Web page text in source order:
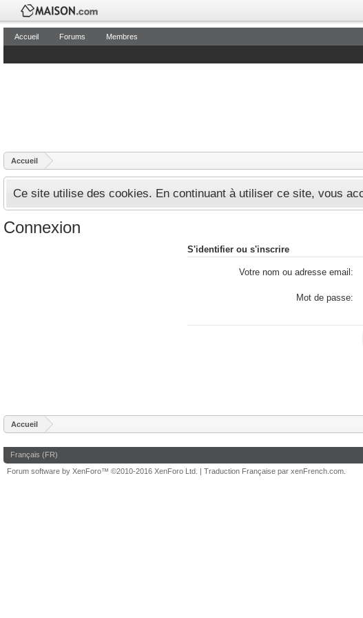
Accueil
Ce site utilise des cookies. En continuant à utiliser ce site, vous
Connexion
S'identifier ou s'inscrire
Votre nom ou adresse email:
Mot de passe:
Accueil
Accueil Forums Membres
Français (FR)
Forum software by XenForo™ ©2010-2016 XenForo Ltd. | Traduction Française par xenFrench.com.